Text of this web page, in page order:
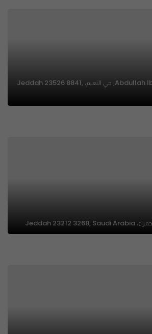
2443 Abdullah Ibn An Naham, حي النعيم، Jeddah 23526 8841,